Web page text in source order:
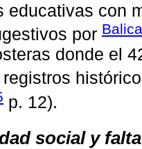
educativas con
por
donde el
p. 12).
social y